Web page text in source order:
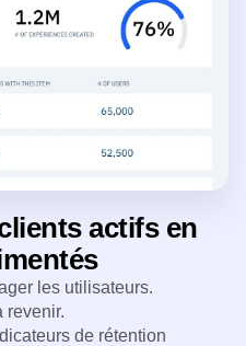
actifs en
les utilisateurs.
revenir.
de rétention